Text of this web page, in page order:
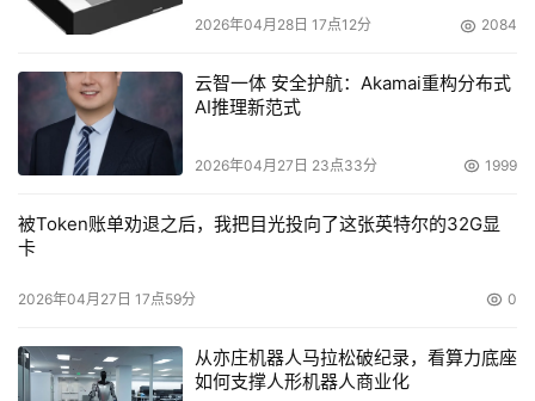
息进行审核并出具审核意见，根据信息的有效性、诚信运营
“基本、认证、会员或全国优秀网络营销服务机构”中的一个
等级。记者查看了优秀网络营销服务机构－深圳博研科技有
限公司的电子证书和电子档案，了解到博研科技是国内第一
客户通过网络营销获得了显著的经济收益。通过这种行业组
织登记企业信息、审核从业能力、公示资质水平的做法的确
避免了企业盲目寻找网络公司所带来的投资风险及成本耗
让搜索引擎帮你营销
2026年04月28日 17点12分 2084
云智一体 安全护航：Akamai重构分布式
AI推理新范式
2026年04月27日 23点33分 1999
被Token账单劝退之后，我把目光投向了这张英特尔的32G显
卡
2026年04月27日 17点59分 0
从亦庄机器人马拉松破纪录，看算力底座
如何支撑人形机器人商业化